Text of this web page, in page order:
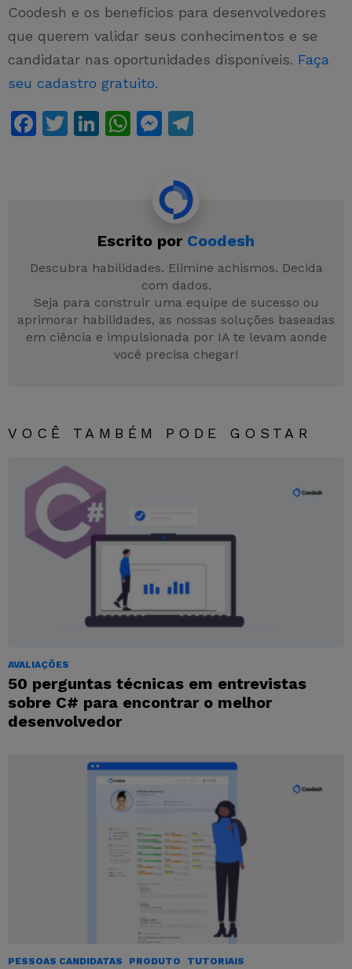
Coodesh e os benefícios para desenvolvedores
que querem validar seus conhecimentos e se
candidatar nas oportunidades disponíveis. Faça
seu cadastro gratuito.
F
o
k
T
Li
n
W
p
p
M
s
s
e
n
g
er
m
Escrito por Coodesh
Descubra habilidades. Elimine achismos. Decida
com dados.
Seja para construir uma equipe de sucesso ou
aprimorar habilidades, as nossas soluções baseadas
em ciência e impulsionada por IA te levam aonde
você precisa chegar!
VOCÊ TAMBÉM PODE GOSTAR
AVALIAÇÕES
50 perguntas técnicas em entrevistas
sobre C# para encontrar o melhor
desenvolvedor
PESSOAS CANDIDATAS PRODUTO TUTORIAIS